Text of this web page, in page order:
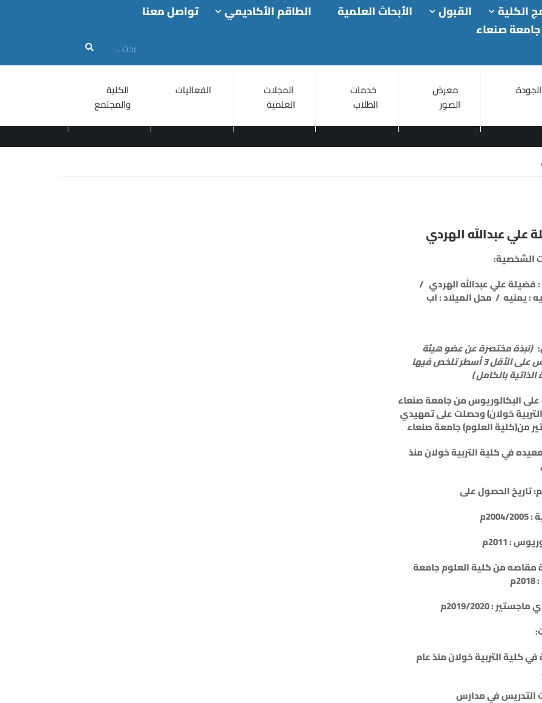
الكلية القبول الأبحاث العلمية الطاقم الأكاديمي
تواصل معنا
جامعة صنعاء
الجودة
معرض
الصور
خدمات
الطلاب
المجلات
العلمية
الفعاليات
الكلية
والمجتمع
علي عبدالله الهردي
الشخصية:
فضيلة علي عبدالله الهردي /
: يمنيه / محل الميلاد : اب
(نبذة مختصرة عن عضو هيئة
التدريس على الأقل 3 أسطر تلخص فيها
بالكامل )
البكالوريوس من جامعة صنعاء
خولان) وحصلت على تمهيدي
من(كلية العلوم) جامعة صنعاء
في كلية التربية خولان منذ
تاريخ الحصول على
: 2011م
مقاصه من كلية العلوم جامعة
: 2019/2020م
كلية التربية خولان منذ عام
التدريس في مدارس